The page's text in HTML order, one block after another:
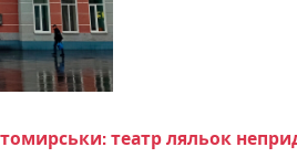
театр ляльок